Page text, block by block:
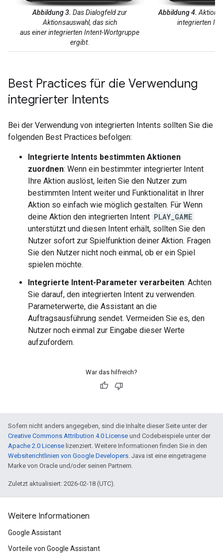
Abbildung 3. Das Dialogfeld zur
Aktionsauswahl, das sich
aus einer integrierten Intent-Wortgruppe
ergibt.
Abbildung 4. Aktion
integrierten
Best Practices für die Verwendung
integrierter Intents
Bei der Verwendung von integrierten Intents sollten Sie die
folgenden Best Practices befolgen:
Integrierte Intents bestimmten Aktionen
zuordnen: Wenn ein bestimmter integrierter Intent
Ihre Aktion auslöst, leiten Sie den Nutzer zum
bestimmten Intent weiter und Funktionalität in Ihrer
Aktion so einfach wie möglich gestalten. Für Wenn
deine Aktion den integrierten Intent PLAY_GAME
unterstützt und diesen Intent erhält, sollten Sie den
Nutzer sofort zur Spielfunktion deiner Aktion. Fragen
Sie den Nutzer nicht noch einmal, ob er ein Spiel
spielen möchte.
Integrierte Intent-Parameter verarbeiten: Achten
Sie darauf, den integrierten Intent zu verwenden.
Parameterwerte, die Assistant an die
Auftragsausführung sendet. Vermeiden Sie es, den
Nutzer noch einmal zur Eingabe dieser Werte
aufzufordern.
War das hilfreich?
Sofern nicht anders angegeben, sind die Inhalte dieser Seite unter der
Creative Commons Attribution 4.0 License und Codebeispiele unter der
Apache 2.0 License lizenziert. Weitere Informationen finden Sie in den
Websiterichtlinien von Google Developers . Java ist eine eingetragene
Marke von Oracle und/oder seinen Partnern.
Zuletzt aktualisiert: 2026-02-18 (UTC).
Weitere Informationen
Google Assistant
Vorteile von Google Assistant